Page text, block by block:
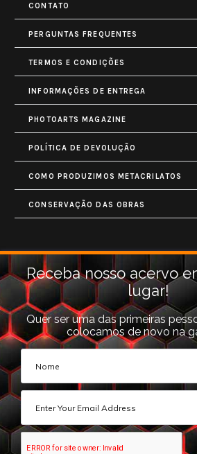
CONTATO
PERGUNTAS FREQUENTES
TERMOS E CONDIÇÕES
INFORMAÇÕES DE ENTREGA
PHOTOARTS MAGAZINE
POLÍTICA DE DEVOLUÇÃO
COMO PRODUZIMOS METACRILATOS
CONSERVAÇÃO DAS OBRAS
Contatos
Rua Monet, 731
Granja Vianna
Cotia, SP (06710-660).
galeria@photoarts.com.br
WhatsApp:+55 11 96253 3293
Receba nosso acervo
lugar!
Quer ser uma das primeiras
colocamos de novo na